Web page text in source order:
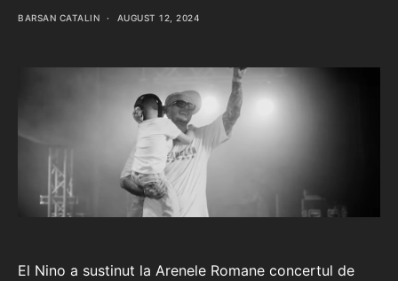
BARSAN CATALIN AUGUST 12, 2024
El Nino a sustinut la Arenele Romane concertul de